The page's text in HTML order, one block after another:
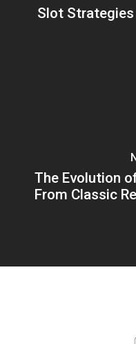
Slot
The Evolution
From Classic